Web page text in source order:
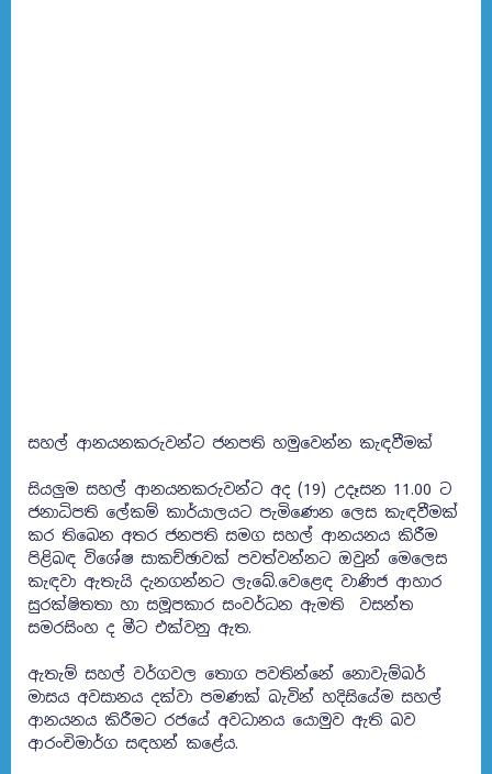
සහල් ආනයනකරුවන්ට ජනපති හමුවෙන්න කැඳවීමක්
සියලුම සහල් ආනයනකරුවන්ට අද (19) උදෑසන 11.00 ට
ජනාධිපති ලේකම් කාර්යාලයට පැමිණෙන ලෙස කැඳවීමක්
කර තිබෙන අතර ජනපති සමග සහල් ආනයනය කිරීම
පිළිබඳ විශේෂ සාකච්ඡාවක් පවත්වන්නට ඔවුන් මෙලෙස
කැඳවා ඇතැයි දැනගන්නට ලැබේ.වෙළෙඳ වාණිජ ආහාර
සුරක්ෂිතතා හා සමූපකාර සංවර්ධන ඇමති වසන්ත
සමරසිංහ ද මීට එක්වනු ඇත.
ඇතැම් සහල් වර්ගවල තොග පවතින්නේ නොවැම්බර්
මාසය අවසානය දක්වා පමණක් බැවින් හදිසියේම සහල්
ආනයනය කිරීමට රජයේ අවධානය යොමුව ඇති බව
ආරංචිමාර්ග සඳහන් කළේය.